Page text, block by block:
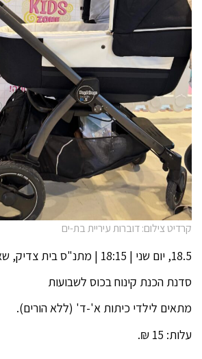
קרדיט צילום: דוברות עיריית בת-ים
18.5, יום שני | 18:15 | מתנ"ס בית צדיק, שאול המלך 6
סדנת הכנת קינוח בכוס לשבועות
מתאים לילדי כיתות א'-ד' (ללא הורים).
עלות: 15 ₪.